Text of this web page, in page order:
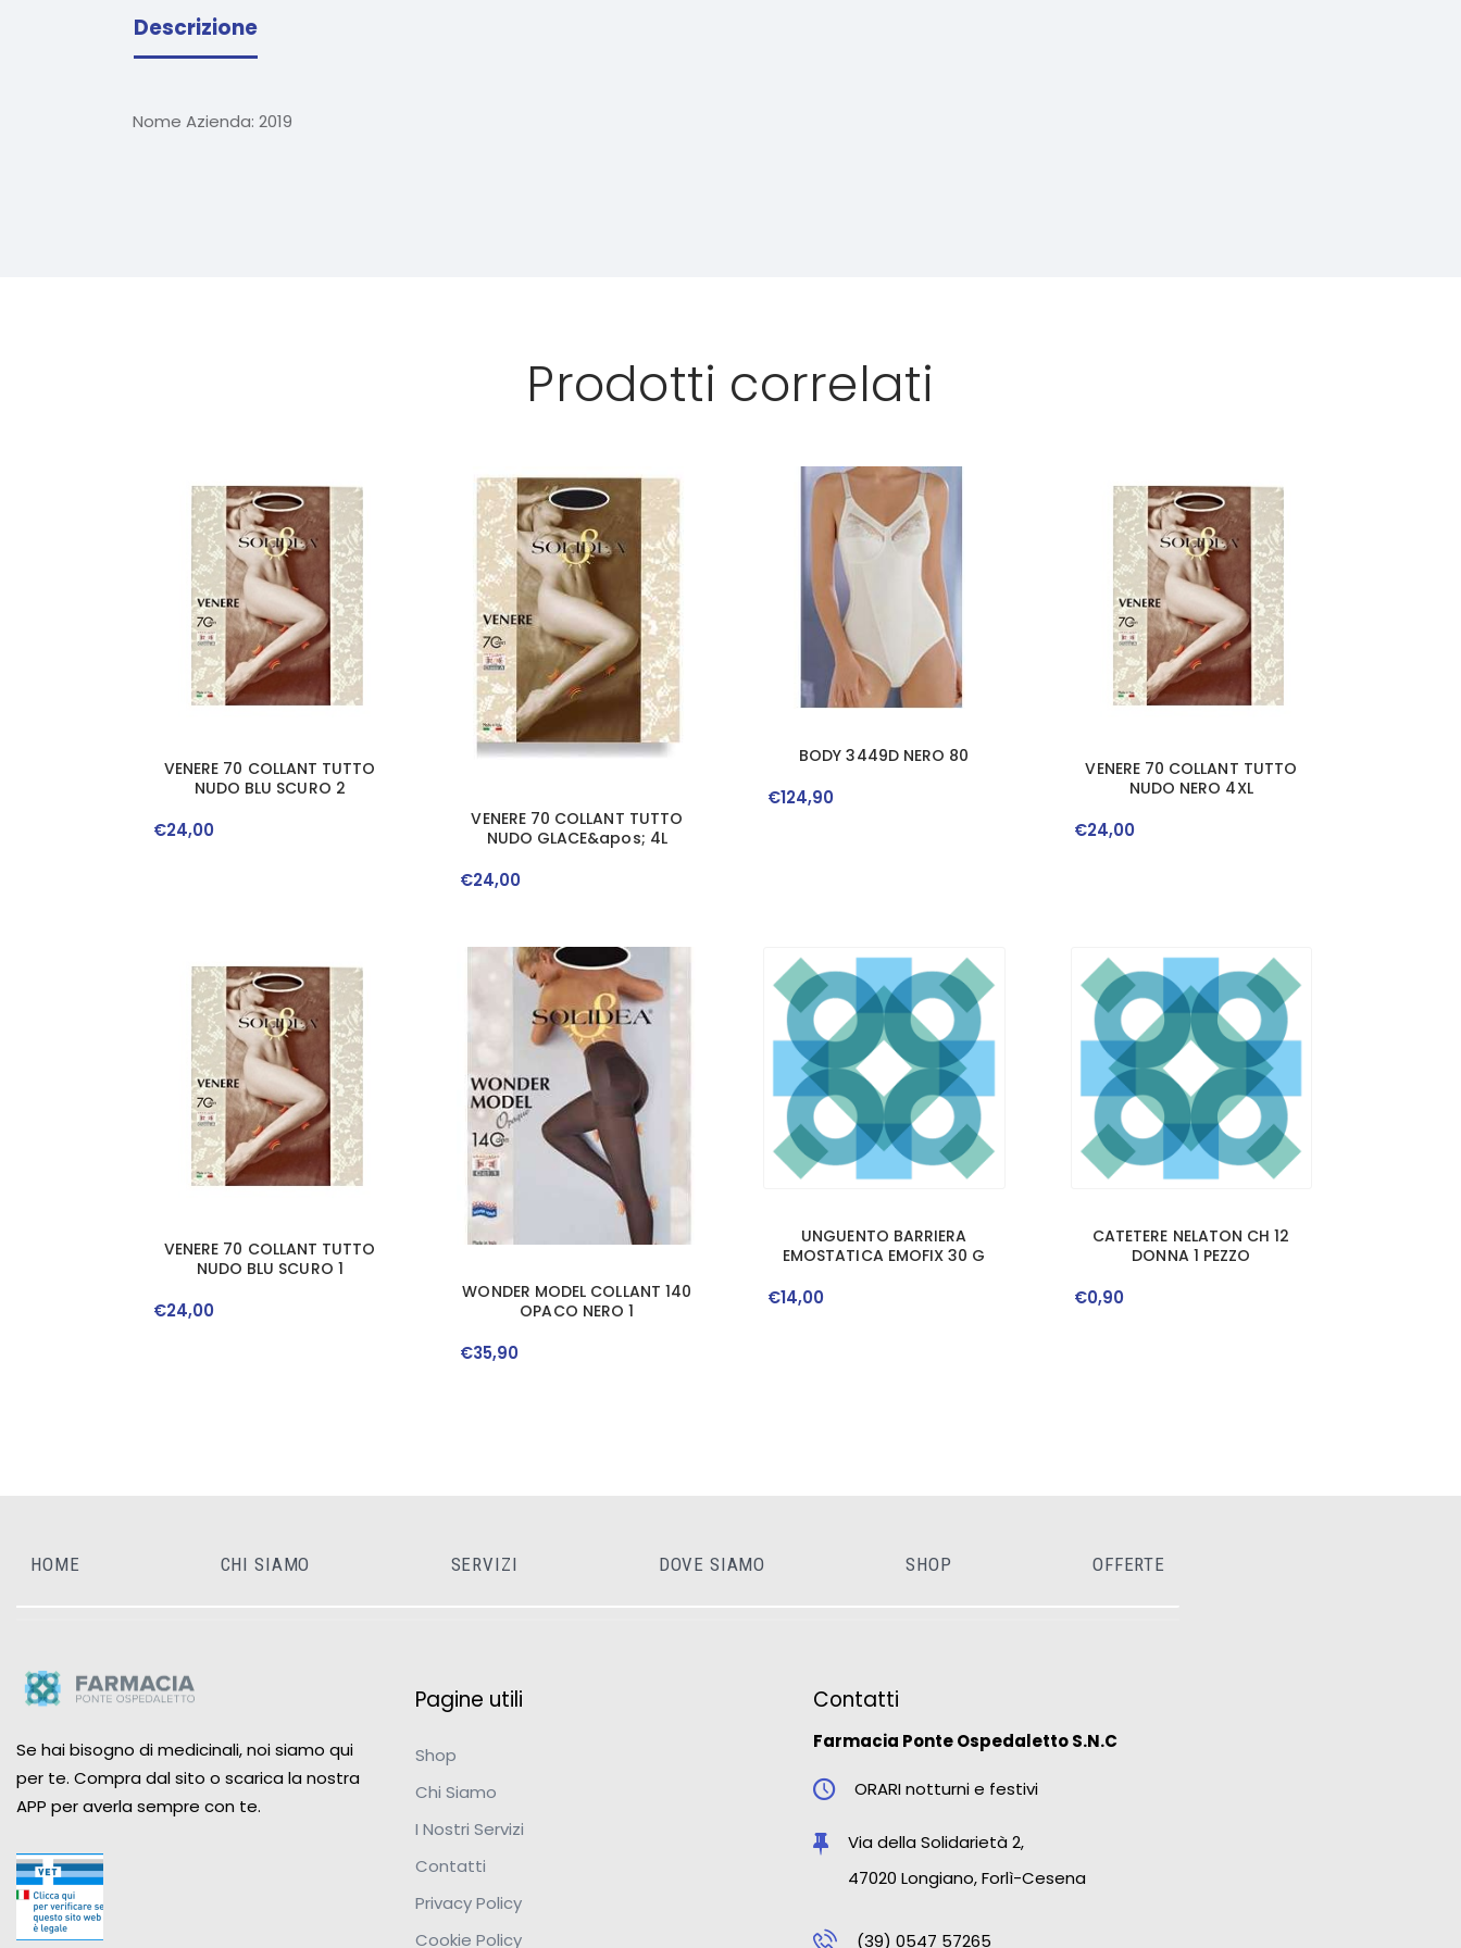
Descrizione
Nome Azienda: 2019
Prodotti correlati
VENERE 70 COLLANT TUTTO
NUDO BLU SCURO 2
€24,00
VENERE 70 COLLANT TUTTO
NUDO GLACE&apos; 4L
€24,00
BODY 3449D NERO 80
€124,90
VENERE 70 COLLANT TUTTO
NUDO NERO 4XL
€24,00
VENERE 70 COLLANT TUTTO
NUDO BLU SCURO 1
€24,00
WONDER MODEL COLLANT 140
OPACO NERO 1
€35,90
UNGUENTO BARRIERA
EMOSTATICA EMOFIX 30 G
€14,00
CATETERE NELATON CH 12
DONNA 1 PEZZO
€0,90
HOME CHI SIAMO SERVIZI DOVE SIAMO SHOP OFFERTE
Se hai bisogno di medicinali, noi siamo qui
per te. Compra dal sito o scarica la nostra
APP per averla sempre con te.
Pagine utili
Shop
Chi Siamo
I Nostri Servizi
Contatti
Privacy Policy
Cookie Policy
Contatti
Farmacia Ponte Ospedaletto S.N.C
ORARI notturni e festivi
Via della Solidarietà 2,
47020 Longiano, Forlì-Cesena
(39) 0547 57265